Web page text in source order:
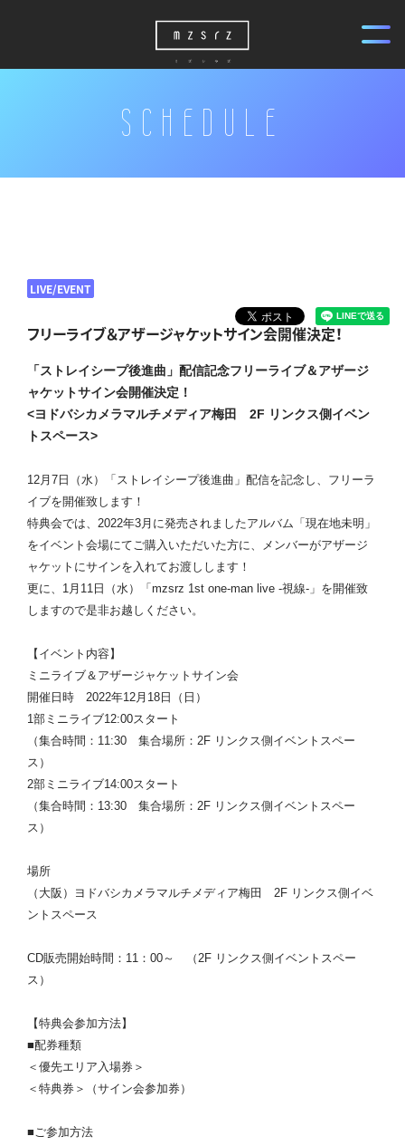
SCHEDULE
LIVE/EVENT
フリーライブ＆アザージャケットサイン会開催決定！
「ストレイシープ後進曲」配信記念フリーライブ＆アザージ
ャケットサイン会開催決定！
<ヨドバシカメラマルチメディア梅田 2F リンクス側イベン
トスペース>
12月7日（水）「ストレイシープ後進曲」配信を記念し、フリーラ
イブを開催致します！
特典会では、2022年3月に発売されましたアルバム「現在地未明」
をイベント会場にてご購入いただいた方に、メンバーがアザージ
ャケットにサインを入れてお渡しします！
更に、1月11日（水）「mzsrz 1st one-man live -視線-」を開催致
しますので是非お越しください。
【イベント内容】
ミニライブ＆アザージャケットサイン会
開催日時 2022年12月18日（日）
1部ミニライブ12:00スタート
（集合時間：11:30 集合場所：2F リンクス側イベントスペー
ス）
2部ミニライブ14:00スタート
（集合時間：13:30 集合場所：2F リンクス側イベントスペー
ス）
場所
（大阪）ヨドバシカメラマルチメディア梅田 2F リンクス側イベ
ントスペース
CD販売開始時間：11：00～ （2F リンクス側イベントスペー
ス）
【特典会参加方法】
■配券種類
＜優先エリア入場券＞
＜特典券＞（サイン会参加券）
■ご参加方法